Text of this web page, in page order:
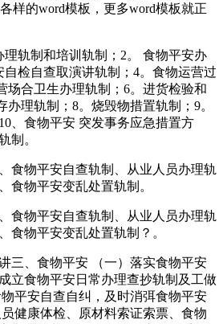
样的word模板，更多word模板就正
轨制和培训轨制；2。 食物平安办
检自查取演讲轨制；4。食物运营过
场合卫生办理轨制；6。进货检验和
办理轨制；8。烧毁物措置轨制；9。
、食物平安 突发事务应急措置方
制。
物平安自查轨制、从业人员办理轨
食物平安变乱处置轨制。
物平安自查轨制、从业人员办理轨
食物平安变乱处置轨制？。
、食物平安 （一）落实食物平安
立食物平安日常办理查抄轨制及工做
平安自查自纠，及时消弭食物平安
健康体检、原材料索证索票、食物